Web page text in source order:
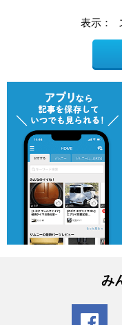
表示：
み